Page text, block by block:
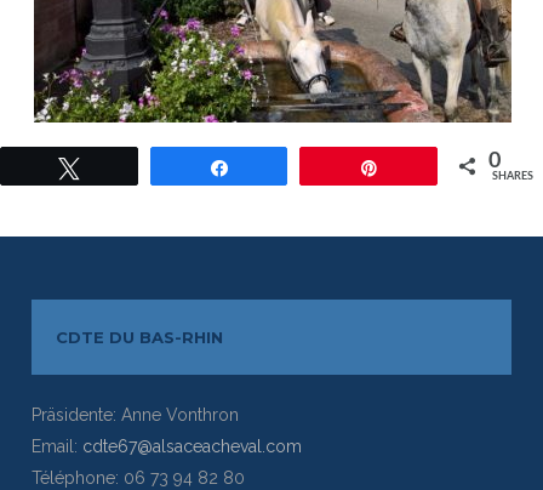
0
SHARES
CDTE DU BAS-RHIN
Präsidente: Anne Vonthron
Email: cdte67@alsaceacheval.com
Téléphone: 06 73 94 82 80